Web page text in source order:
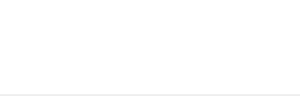
もっと見る